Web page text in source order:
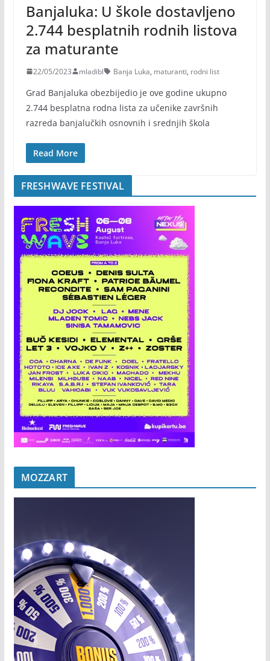
Banjaluka: U škole dostavljeno
2.744 besplatnih rodnih listova
za maturante
22/05/2023 mladibl Banja Luka, maturanti, rodni list
Grad Banjaluka obezbijedio je ove godine ukupno
2.744 besplatna rodna lista za učenike završnih
razreda banjalučkih osnovnih i srednjih škola
Read More
FRESHWAVE FESTIVAL
MOZZART